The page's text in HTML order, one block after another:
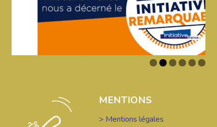
MENTIONS
> Mentions légales